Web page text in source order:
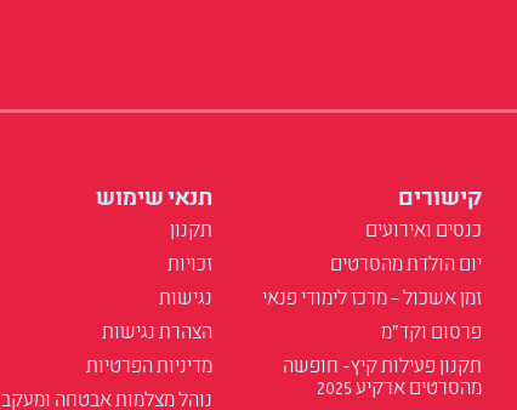
קישורים
כנסים ואירועים
יום הולדת מהסרטים
זמן אשכול – מרכז לימודי פנאי
פרסום וקד"מ
תקנון פעילות קיץ- חופשה
מהסרטים ארקיע 2025
תנאי שימוש
תקנון
זכויות
נגישות
הצהרת נגישות
מדיניות הפרטיות
נוהל מצלמות אבטחה ומעקב